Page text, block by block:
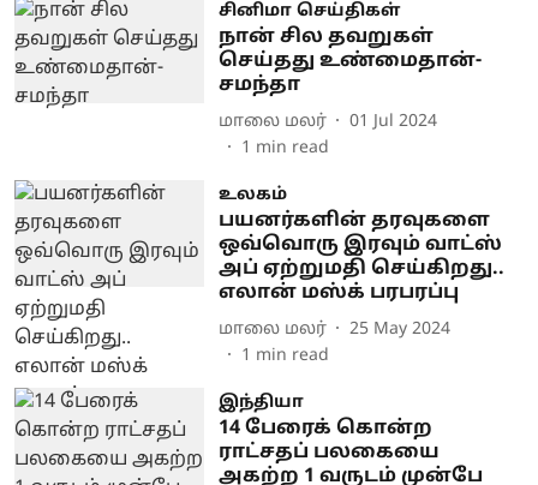
சினிமா செய்திகள்
நான் சில தவறுகள்
செய்தது உண்மைதான்-
சமந்தா
மாலை மலர்
01 Jul 2024
1 min read
உலகம்
பயனர்களின் தரவுகளை
ஒவ்வொரு இரவும் வாட்ஸ்
அப் ஏற்றுமதி செய்கிறது..
எலான் மஸ்க் பரபரப்பு
மாலை மலர்
25 May 2024
1 min read
இந்தியா
14 பேரைக் கொன்ற
ராட்சதப் பலகையை
அகற்ற 1 வருடம் முன்பே